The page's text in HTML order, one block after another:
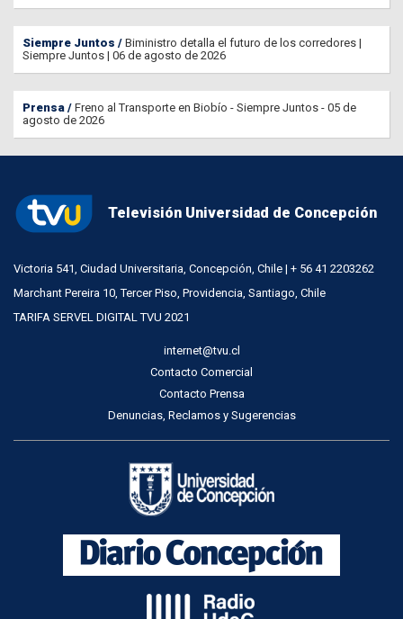
Siempre Juntos
Biministro detalla el futuro de los corredores |
Siempre Juntos | 06 de agosto de 2026
Prensa
Freno al Transporte en Biobío - Siempre Juntos - 05 de
agosto de 2026
Televisión Universidad de Concepción
Victoria 541, Ciudad Universitaria, Concepción, Chile | + 56 41 2203262
Marchant Pereira 10, Tercer Piso, Providencia, Santiago, Chile
TARIFA SERVEL DIGITAL TVU 2021
internet@tvu.cl
Contacto Comercial
Contacto Prensa
Denuncias, Reclamos y Sugerencias